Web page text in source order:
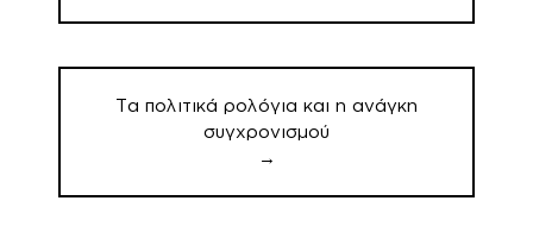
Τα πολιτικά ρολόγια και η ανάγκη
συγχρονισμού
→